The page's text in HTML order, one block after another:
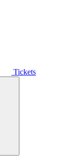
Tickets